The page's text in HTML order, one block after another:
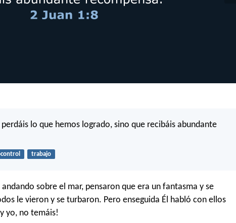
lo que hemos logrado, sino que recibáis abundante
trabajo
sobre el mar, pensaron que era un fantasma y se
le vieron y se turbaron. Pero enseguida Él habló con ellos
yo, no temáis!